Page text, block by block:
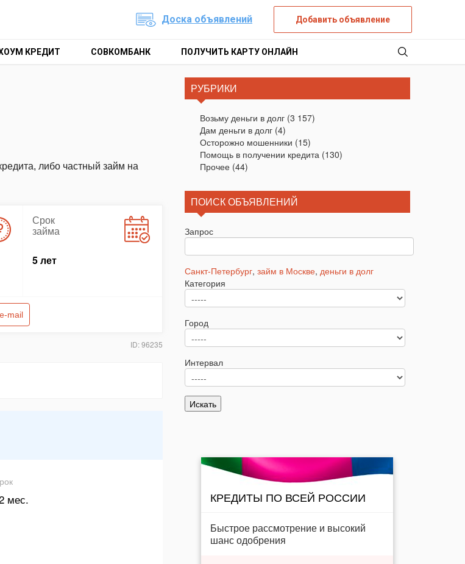
Доска объявлений Добавить объявление
КРЕДИТ СОВКОМБАНК ПОЛУЧИТЬ КАРТУ ОНЛАЙН
либо частный займ на
Срок
займа
5 лет
mail
ID: 96235
мес.
РУБРИКИ
Возьму деньги в долг(3 157)
Дам деньги в долг(4)
Осторожно мошенники (15)
Помощь в получении кредита(130)
Прочее(44)
ПОИСК ОБЪЯВЛЕНИЙ
Запрос
Санкт-Петербург, займ в Москве, деньги в долг
Категория
Город
Интервал
КРЕДИТЫ ПО ВСЕЙ РОССИИ
Быстрое рассмотрение и высокий
шанс одобрения